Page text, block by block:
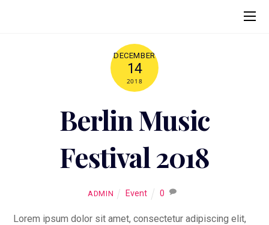
DECEMBER
14
2018
Berlin Music
Festival 2018
ADMIN Event 0
Lorem ipsum dolor sit amet, consectetur adipiscing elit,